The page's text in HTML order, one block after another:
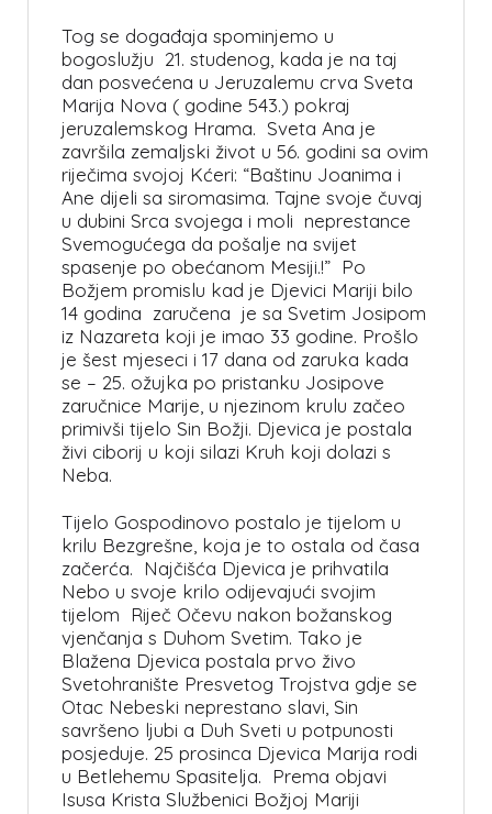
Tog se događaja spominjemo u
bogoslužju 21. studenog, kada je na taj
dan posvećena u Jeruzalemu crva Sveta
Marija Nova ( godine 543.) pokraj
jeruzalemskog Hrama. Sveta Ana je
završila zemaljski život u 56. godini sa ovim
riječima svojoj Kćeri: “Baštinu Joanima i
Ane dijeli sa siromasima. Tajne svoje čuvaj
u dubini Srca svojega i moli neprestance
Svemogućega da pošalje na svijet
spasenje po obećanom Mesiji.!” Po
Božjem promislu kad je Djevici Mariji bilo
14 godina zaručena je sa Svetim Josipom
iz Nazareta koji je imao 33 godine. Prošlo
je šest mjeseci i 17 dana od zaruka kada
se – 25. ožujka po pristanku Josipove
zaručnice Marije, u njezinom krulu začeo
primivši tijelo Sin Božji. Djevica je postala
živi ciborij u koji silazi Kruh koji dolazi s
Neba.
Tijelo Gospodinovo postalo je tijelom u
krilu Bezgrešne, koja je to ostala od časa
začerća. Najčišća Djevica je prihvatila
Nebo u svoje krilo odijevajući svojim
tijelom Riječ Očevu nakon božanskog
vjenčanja s Duhom Svetim. Tako je
Blažena Djevica postala prvo živo
Svetohranište Presvetog Trojstva gdje se
Otac Nebeski neprestano slavi, Sin
savršeno ljubi a Duh Sveti u potpunosti
posjeduje. 25 prosinca Djevica Marija rodi
u Betlehemu Spasitelja. Prema objavi
Isusa Krista Službenici Božjoj Mariji